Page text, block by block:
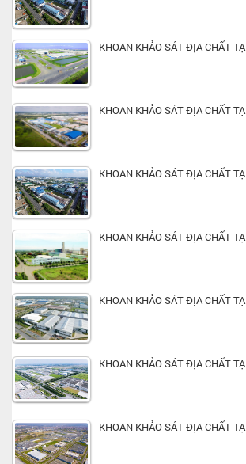
KHOAN KHẢO SÁT ĐỊA CHẤT
KHOAN KHẢO SÁT ĐỊA CHẤT
KHOAN KHẢO SÁT ĐỊA CHẤT
KHOAN KHẢO SÁT ĐỊA CHẤT
KHOAN KHẢO SÁT ĐỊA CHẤT
KHOAN KHẢO SÁT ĐỊA CHẤT
KHOAN KHẢO SÁT ĐỊA CHẤT